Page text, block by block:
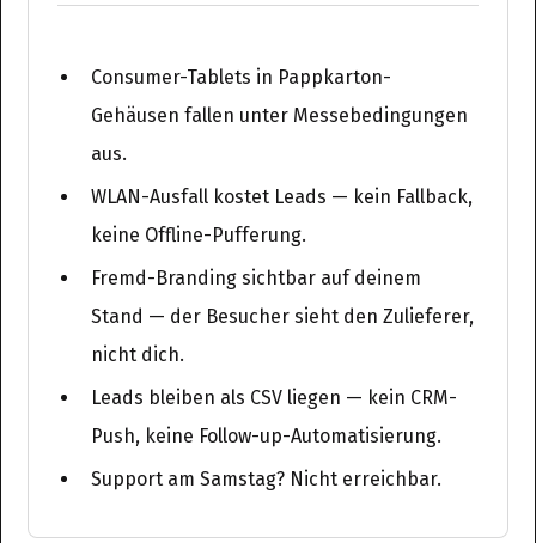
Consumer-Tablets in Pappkarton-
Gehäusen fallen unter Messebedingungen
aus.
WLAN-Ausfall kostet Leads — kein Fallback,
keine Offline-Pufferung.
Fremd-Branding sichtbar auf deinem
Stand — der Besucher sieht den Zulieferer,
nicht dich.
Leads bleiben als CSV liegen — kein CRM-
Push, keine Follow-up-Automatisierung.
Support am Samstag? Nicht erreichbar.